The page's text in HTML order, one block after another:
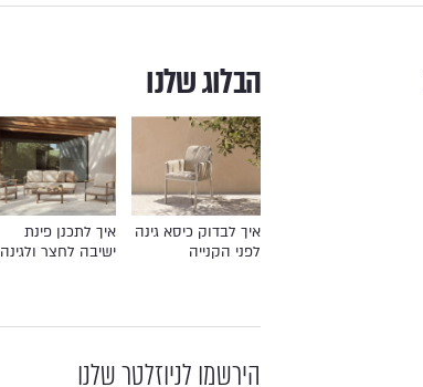
הבלוג שלנו
איך לבדוק כיסא גינה
לפני הקנייה
איך לתכנן פינת
ישיבה לחצר ולגינה
הירשמו לניוזלטר שלנו